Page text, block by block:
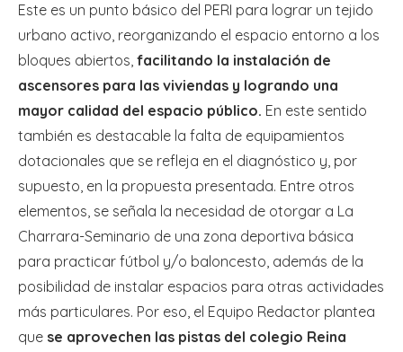
Este es un punto básico del PERI para lograr un tejido
urbano activo, reorganizando el espacio entorno a los
bloques abiertos, facilitando la instalación de
ascensores para las viviendas y logrando una
mayor calidad del espacio público. En este sentido
también es destacable la falta de equipamientos
dotacionales que se refleja en el diagnóstico y, por
supuesto, en la propuesta presentada. Entre otros
elementos, se señala la necesidad de otorgar a La
Charrara-Seminario de una zona deportiva básica
para practicar fútbol y/o baloncesto, además de la
posibilidad de instalar espacios para otras actividades
más particulares. Por eso, el Equipo Redactor plantea
que se aprovechen las pistas del colegio Reina